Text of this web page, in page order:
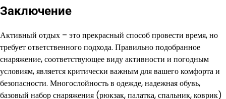
Заключение
Активный отдых – это прекрасный способ провести время, но
требует ответственного подхода. Правильно подобранное
снаряжение, соответствующее виду активности и погодным
условиям, является критически важным для вашего комфорта и
безопасности. Многослойность в одежде, надежная обувь,
базовый набор снаряжения (рюкзак, палатка, спальник, коврик)